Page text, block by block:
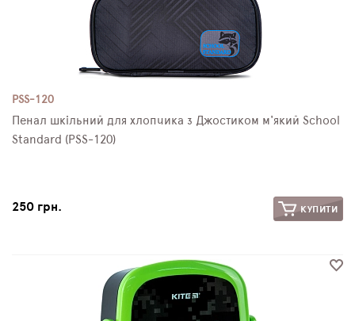
PSS-120
Пенал шкільний для хлопчика з Джостиком м'який School
Standard (PSS-120)
250 грн. КУПИТИ